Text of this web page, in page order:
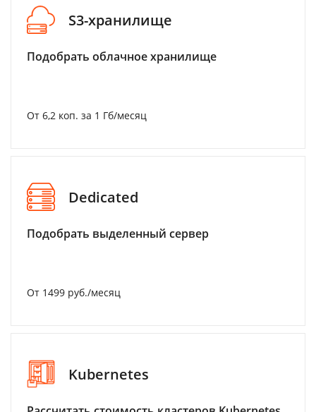
S3-хранилище
Подобрать облачное хранилище
От 6,2 коп. за 1 Гб/месяц
Dedicated
Подобрать выделенный сервер
От 1499 руб./месяц
Kubernetes